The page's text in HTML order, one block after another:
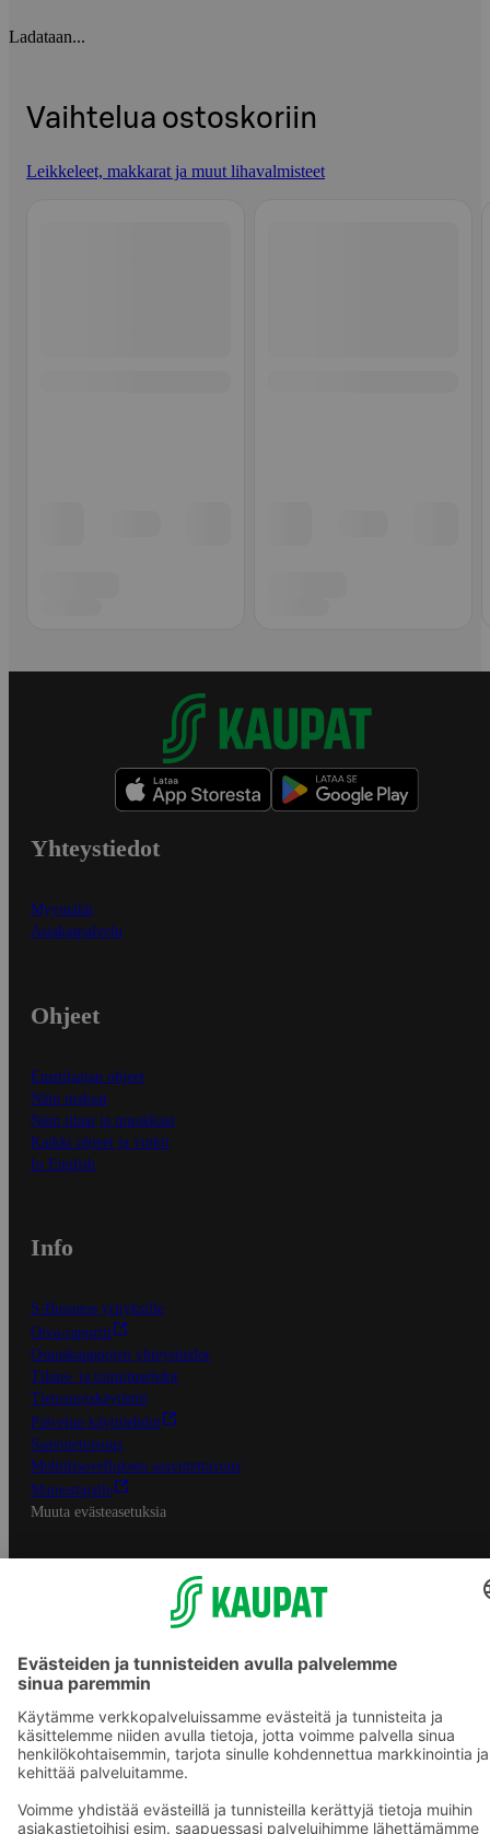
Ladataan...
Vaihtelua ostoskoriin
Leikkeleet, makkarat ja muut lihavalmisteet
Yhteystiedot
Myymälät
Asiakaspalvelu
Ohjeet
Ensitilaajan ohjeet
Näin maksat
Näin tilaat ja muokkaat
Kaikki ohjeet ja vinkit
In English
Info
S-Business yrityksille
Oiva-raportit
Osuuskauppojen yhteystiedot
Tilaus- ja toimitusehdot
Tietosuojakäytäntö
Palvelun käyttöehdot
Saavutettavuus
Mobiilisovelluksen saavutettavuus
Mainostajalle
Muuta evästeasetuksia
S-ryhmän palvelut
S-ryhmä
Asiakasomistajuus
Yhteishyvä Ruoka -sovellus
S-ostoslista -sovellus
Prisma.fi
Sokos.fi
S-Pankki
Yhteishyvä